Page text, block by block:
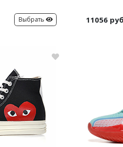
Выбрать 11056 руб